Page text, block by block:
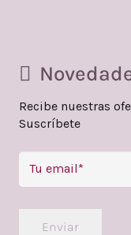
Recibe nuestras
Suscríbete
Enviar